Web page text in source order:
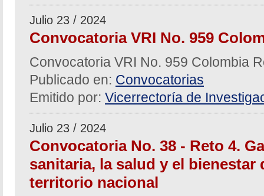
Julio 23 / 2024
Convocatoria VRI No. 959
Convocatoria VRI No. 959 Colombia
Publicado en: Convocatorias
Emitido por: Vicerrectoría de
Julio 23 / 2024
Convocatoria No. 38 - Reto 4.
sanitaria, la salud y el bienestar
territorio nacional